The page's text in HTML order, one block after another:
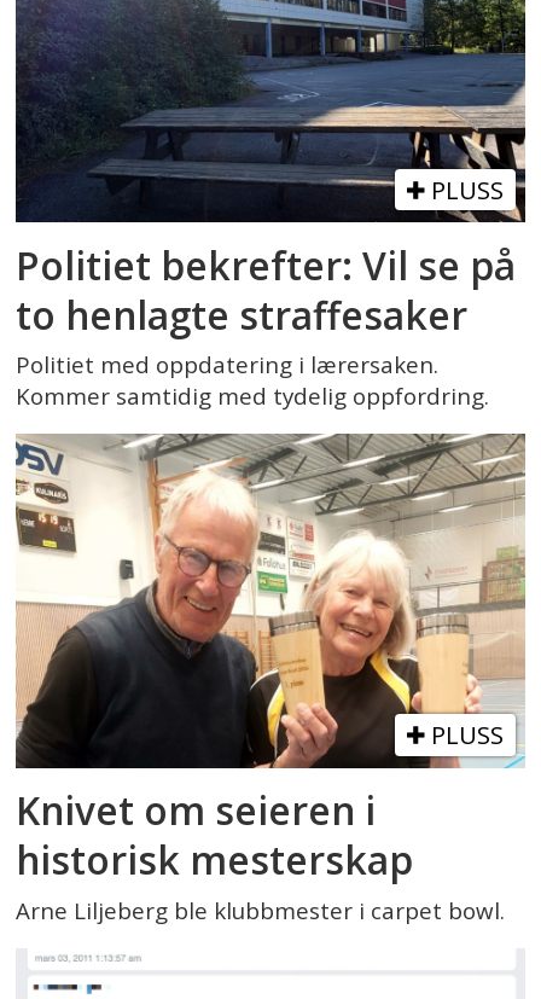
PLUSS
Politiet bekrefter: Vil se på
to henlagte straffesaker
Politiet med oppdatering i lærersaken.
Kommer samtidig med tydelig oppfordring.
PLUSS
Knivet om seieren i
historisk mesterskap
Arne Liljeberg ble klubbmester i carpet bowl.